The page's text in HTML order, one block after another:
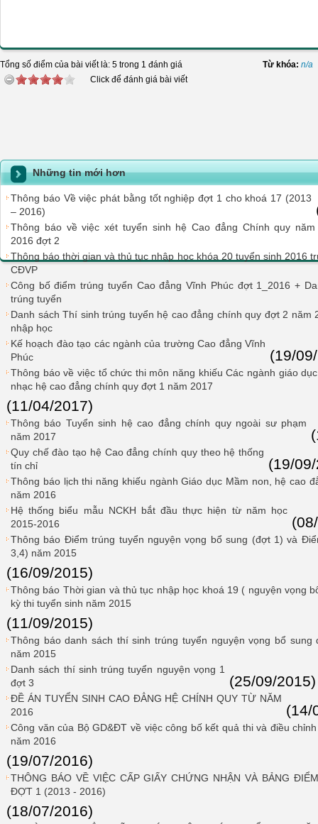
Tổng số điểm của bài viết là: 5 trong 1 đánh giá
Click để đánh giá bài viết
Từ khóa: n/a
Những tin mới hơn
Thông báo Về việc phát bằng tốt nghiệp đợt 1 cho khoá 17 (2013
– 2016)
Thông báo về việc xét tuyển sinh hệ Cao đẳng Chính quy năm
2016 đợt 2
Thông báo thời gian và thủ tục nhập học khóa 20 tuyển sinh 2016
CĐVP
Công bố điểm trúng tuyển Cao đẳng Vĩnh Phúc đợt 1_2016 +
trúng tuyển
Danh sách Thí sinh trúng tuyển hệ cao đẳng chính quy đợt 2 năm
nhập học
Kế hoạch đào tạo các ngành của trường Cao đẳng Vĩnh
Phúc
(19/
Thông báo về việc tổ chức thi môn năng khiếu Các ngành giáo
nhạc hệ cao đẳng chính quy đợt 1 năm 2017
(11/04/2017)
Thông báo Tuyển sinh hệ cao đẳng chính quy ngoài sư phạm
năm 2017
Quy chế đào tạo hệ Cao đẳng chính quy theo hệ thống
tín chỉ
(19/
Thông báo lịch thi năng khiếu ngành Giáo dục Mầm non, hệ cao
năm 2016
Hệ thống biểu mẫu NCKH bắt đầu thực hiện từ năm học
2015-2016
Thông báo Điểm trúng tuyển nguyện vọng bổ sung (đợt 1) và
3,4) năm 2015
(16/09/2015)
Thông báo Thời gian và thủ tục nhập học khoá 19 ( nguyện vọng
kỳ thi tuyển sinh năm 2015
(11/09/2015)
Thông báo danh sách thí sinh trúng tuyển nguyện vọng bổ sung
năm 2015
Danh sách thí sinh trúng tuyển nguyện vọng 1
đợt 3
(25/09/2015)
ĐỀ ÁN TUYỂN SINH CAO ĐẲNG HỆ CHÍNH QUY TỪ NĂM
2016
(14/
Công văn của Bộ GD&ĐT về việc công bố kết quả thi và điều
năm 2016
(19/07/2016)
THÔNG BÁO VỀ VIỆC CẤP GIẤY CHỨNG NHẬN VÀ BẢNG
ĐỢT 1 (2013 - 2016)
(18/07/2016)